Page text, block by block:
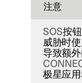
注意
SOS按
威胁时
导致额外
极星应